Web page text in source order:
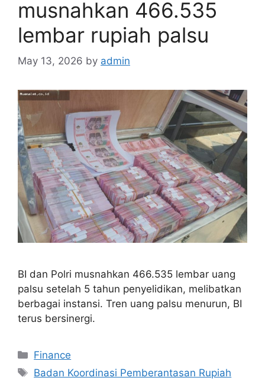
musnahkan 466.535
lembar rupiah palsu
May 13, 2026 by admin
BI dan Polri musnahkan 466.535 lembar uang
palsu setelah 5 tahun penyelidikan, melibatkan
berbagai instansi. Tren uang palsu menurun, BI
terus bersinergi.
Categories
Finance
Tags
Badan Koordinasi Pemberantasan Rupiah